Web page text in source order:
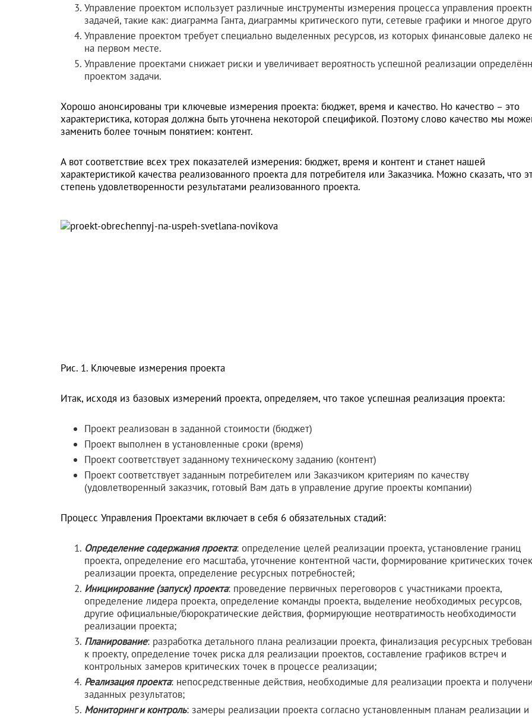
Управление проектом использует различные инструменты измерения процесса управления
задачей, такие как: диаграмма Ганта, диаграммы критического пути, сетевые графики и многое
Управление проектом требует специально выделенных ресурсов, из которых финансовые далеко
на первом месте.
Управление проектами снижает риски и увеличивает вероятность успешной реализации
проектом задачи.
Хорошо анонсированы три ключевые измерения проекта: бюджет, время и качество. Но качество – это
характеристика, которая должна быть уточнена некоторой спецификой. Поэтому слово качество мы
заменить более точным понятием: контент.
А вот соответствие всех трех показателей измерения: бюджет, время и контент и станет нашей
характеристикой качества реализованного проекта для потребителя или Заказчика. Можно сказать, что
степень удовлетворенности результатами реализованного проекта.
Рис. 1. Ключевые измерения проекта
Итак, исходя из базовых измерений проекта, определяем, что такое успешная реализация проекта:
Проект реализован в заданной стоимости (бюджет)
Проект выполнен в установленные сроки (время)
Проект соответствует заданному техническому заданию (контент)
Проект соответствует заданным потребителем или Заказчиком критериям по качеству
(удовлетворенный заказчик, готовый Вам дать в управление другие проекты компании)
Процесс Управления Проектами включает в себя 6 обязательных стадий:
Определение содержания проекта: определение целей реализации проекта, установление границ
проекта, определение его масштаба, уточнение контентной части, формирование критических точек
реализации проекта, определение ресурсных потребностей;
Инициирование (запуск) проекта: проведение первичных переговоров с участниками проекта,
определение лидера проекта, определение команды проекта, выделение необходимых ресурсов,
другие официальные/бюрократические действия, формирующие неотвратимость необходимости
реализации проекта;
Планирование: разработка детального плана реализации проекта, финализация ресурсных
к проекту, определение точек риска для реализации проектов, составление графиков встреч и
контрольных замеров критических точек в процессе реализации;
Реализация проекта: непосредственные действия, необходимые для реализации проекта и
заданных результатов;
Мониторинг и контроль: замеры реализации проекта согласно установленным планам реализации и